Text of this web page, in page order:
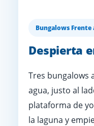
Bungalows Frente
Despierta
Tres bungalows
agua, justo al
plataforma de
la laguna y